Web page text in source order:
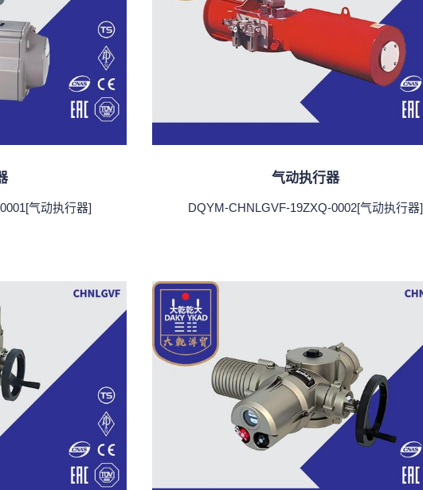
气动执行器]
气动执行器
DQYM-CHNLGVF-19ZXQ-0002[气动执行器]